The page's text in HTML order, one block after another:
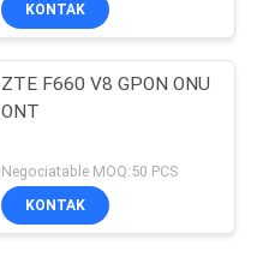
KONTAK
ZTE F660 V8 GPON ONU
ONT
Negociatable MOQ:50 PCS
KONTAK